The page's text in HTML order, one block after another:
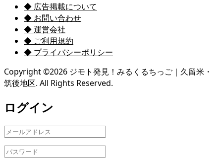
◆ 広告掲載について
◆ お問い合わせ
◆ 運営会社
◆ ご利用規約
◆ プライバシーポリシー
Copyright ©2026 ジモト発見！みるくるちっご｜久留米・
筑後地区. All Rights Reserved.
ログイン